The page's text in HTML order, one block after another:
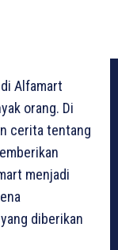
Alfamart
orang. Di
cerita tentang
menjadi
diberikan